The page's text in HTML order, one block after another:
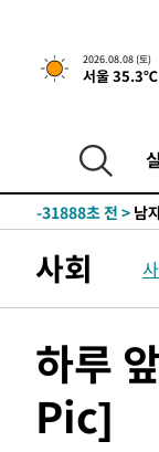
2026.08.08 (토)
서울 35.3℃
-4793초 전 >
-31888초 전 > 남
-27491초 전 >
-24509초 전 >축
송"
-11647초 전 >'최
-4773초 전 >
-31908초 전 >
사회
하루
Pic]